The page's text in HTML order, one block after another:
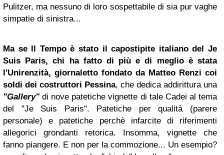
Pulitzer, ma nessuno di loro sospettabile di sia pur vaghe
simpatie di sinistra...
Ma se Il Tempo è stato il capostipite italiano del Je
Suis Paris, chi ha fatto di più e di meglio è stata
l'Unirenzità, giornaletto fondato da Matteo Renzi coi
soldi dei costruttori Pessina, che dedica addirittura una
"Gallery"di nove patetiche vignette di tale Cadei al tema
del "Je Suis Paris". Patetiche per qualità (parere
personale) e patetiche perchè infarcite di riferimenti
allegorici grondanti retorica. Insomma, vignette che
fanno piangere. E non per la commozione... Un esempio?